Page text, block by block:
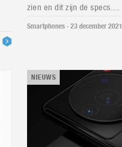
zien en dit zijn de specs....
Smartphones - 23 december 2021
NIEUWS